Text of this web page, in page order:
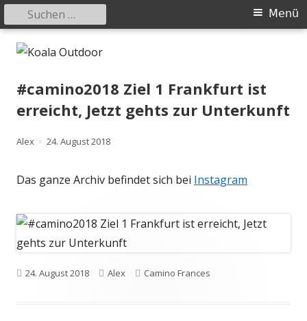
SpringeKoala Outdoor
Hier ist eine Übersicht meiner Wander- und Trekkingtouren
Primäres
Menü
Menü
Suchen
nach:
#camino2018 Ziel 1 Frankfurt ist
erreicht, Jetzt gehts zur Unterkunft
Autor
Alex
Veröffentlicht
24. August 2018
Das ganze Archiv befindet sich bei Instagram
Veröffentlicht
24. August 2018 Autor
Alex Kategorien
Camino Frances